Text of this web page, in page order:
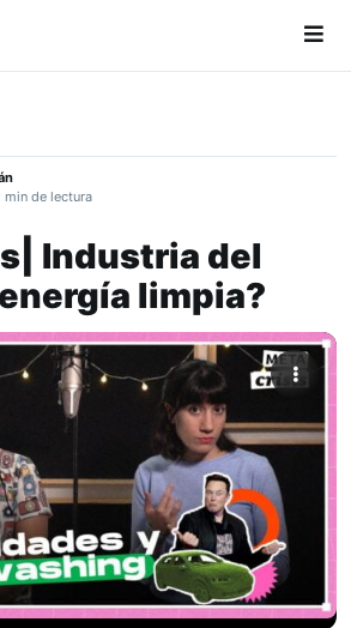
min de lectura
Industria del
limpia?